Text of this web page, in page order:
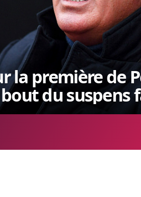
la première de
du suspens